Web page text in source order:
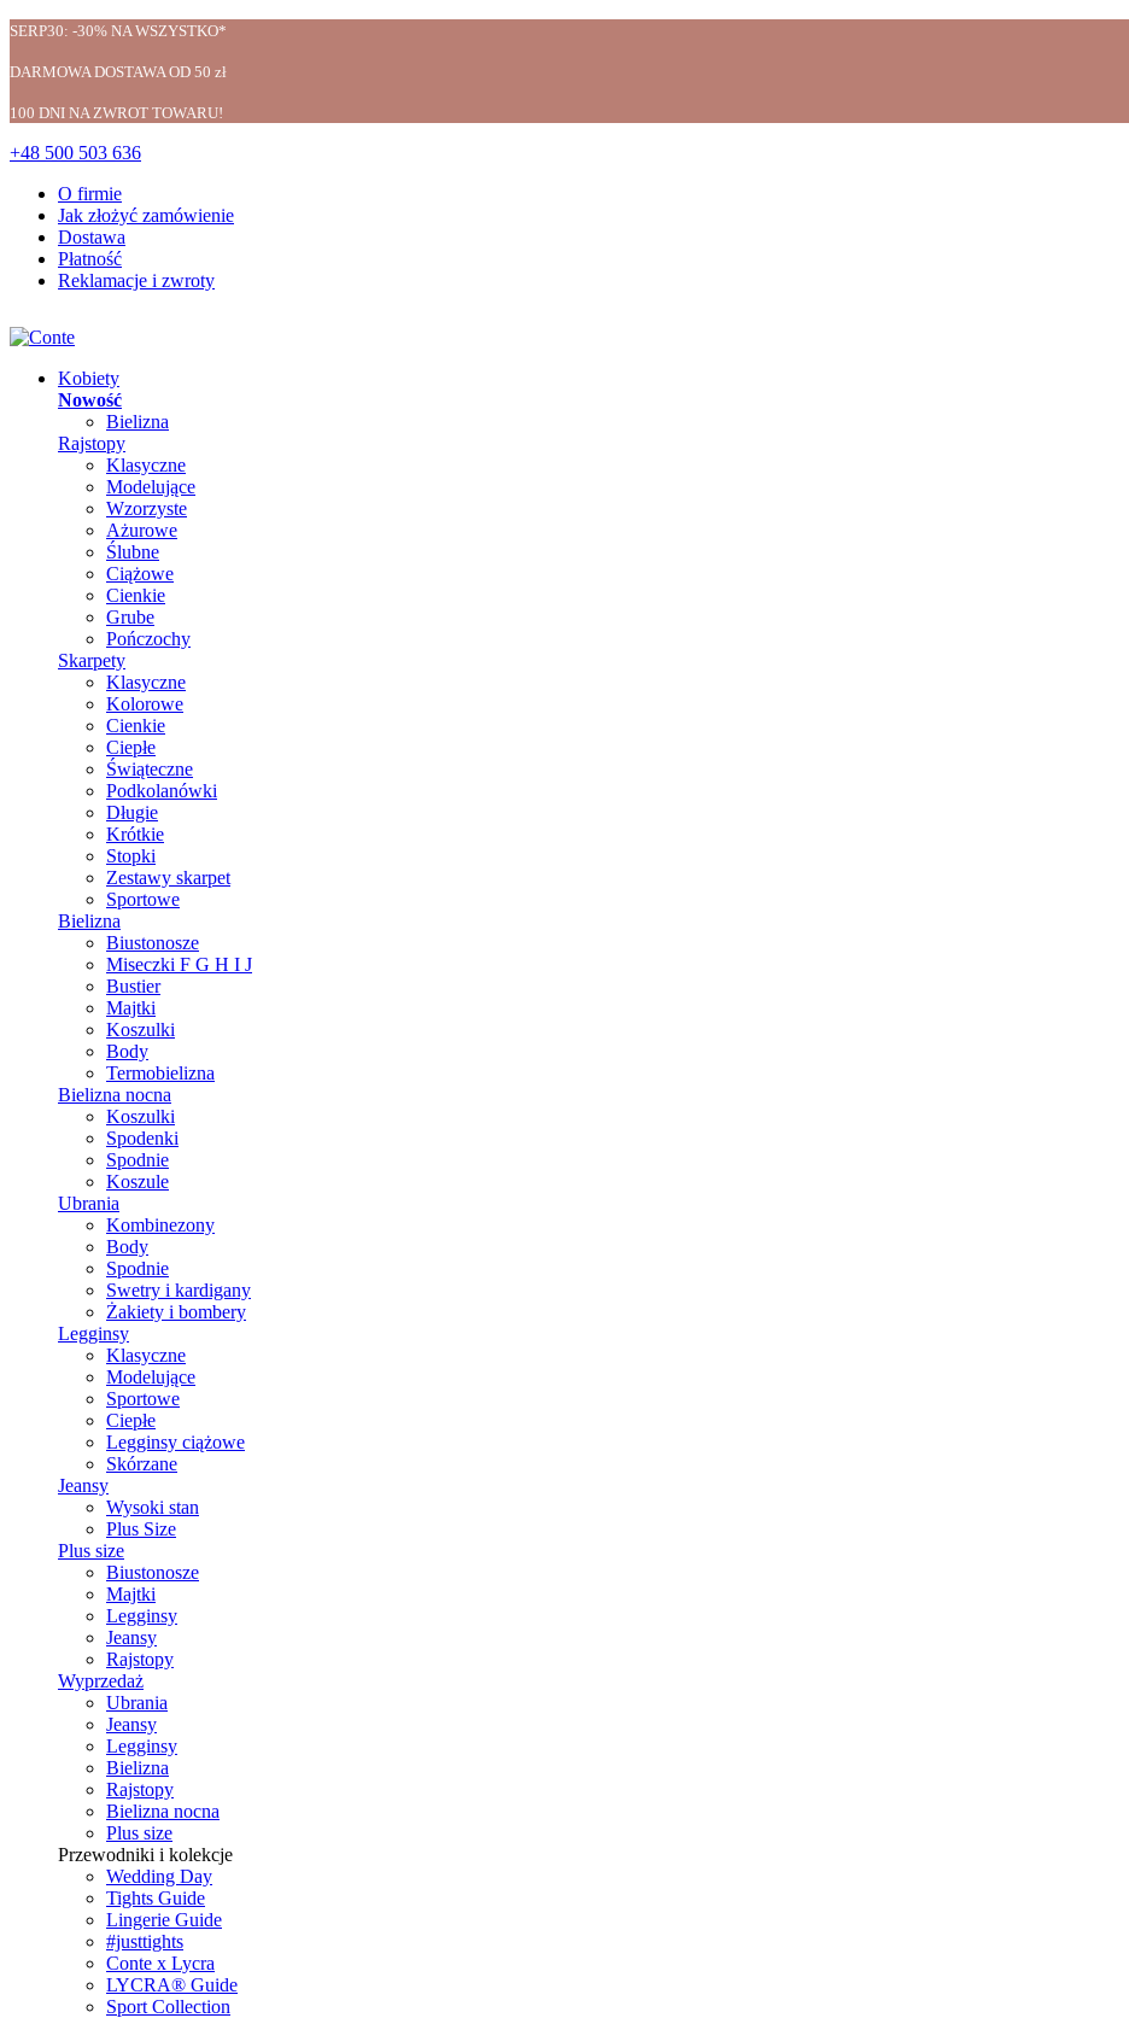
SERP30: -30% NA WSZYSTKO*
DARMOWA DOSTAWA OD 50 zł
100 DNI NA ZWROT TOWARU!
+48 500 503 636
O firmie
Jak złożyć zamówienie
Dostawa
Płatność
Reklamacje i zwroty
Kobiety
Nowość
Bielizna
Rajstopy
Klasyczne
Modelujące
Wzorzyste
Ażurowe
Ślubne
Ciążowe
Cienkie
Grube
Pończochy
Skarpety
Klasyczne
Kolorowe
Cienkie
Ciepłe
Świąteczne
Podkolanówki
Długie
Krótkie
Stopki
Zestawy skarpet
Sportowe
Bielizna
Biustonosze
Miseczki F G H I J
Bustier
Majtki
Koszulki
Body
Termobielizna
Bielizna nocna
Koszulki
Spodenki
Spodnie
Koszule
Ubrania
Kombinezony
Body
Spodnie
Swetry i kardigany
Żakiety i bombery
Legginsy
Klasyczne
Modelujące
Sportowe
Ciepłe
Legginsy ciążowe
Skórzane
Jeansy
Wysoki stan
Plus Size
Plus size
Biustonosze
Majtki
Legginsy
Jeansy
Rajstopy
Wyprzedaż
Ubrania
Jeansy
Legginsy
Bielizna
Rajstopy
Bielizna nocna
Plus size
Przewodniki i kolekcje
Wedding Day
Tights Guide
Lingerie Guide
#justtights
Conte x Lycra
LYCRA® Guide
Sport Сollection